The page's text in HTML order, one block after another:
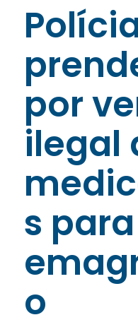
por
ilegal
s para
o